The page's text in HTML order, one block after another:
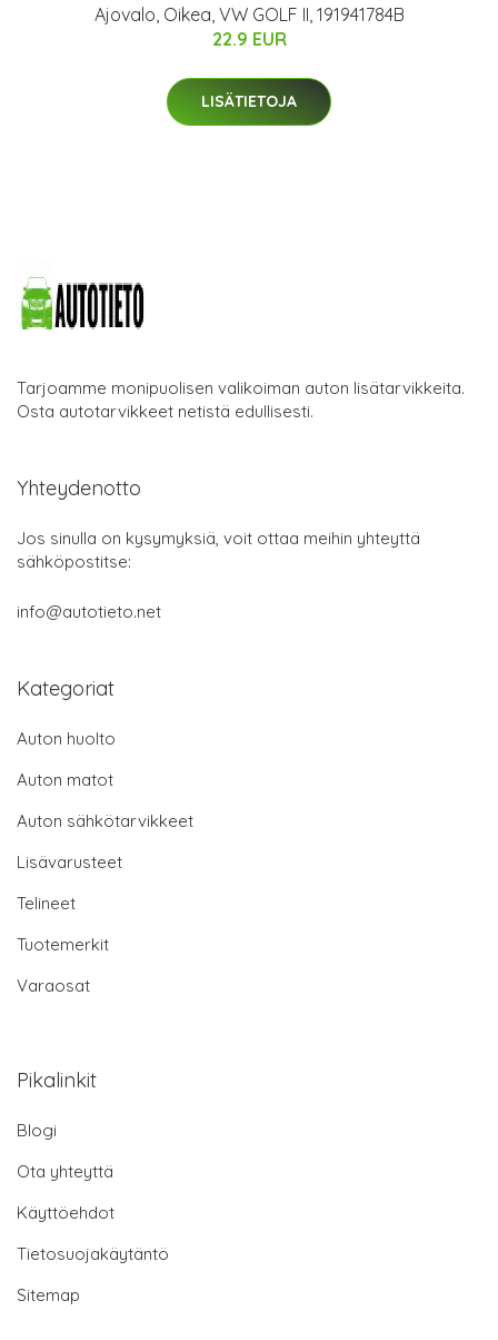
Ajovalo, Oikea, VW GOLF II, 191941784B
22.9 EUR
LISÄTIETOJA
Tarjoamme monipuolisen valikoiman auton lisätarvikkeita.
Osta autotarvikkeet netistä edullisesti.
Yhteydenotto
Jos sinulla on kysymyksiä, voit ottaa meihin yhteyttä
sähköpostitse:
info@autotieto.net
Kategoriat
Auton huolto
Auton matot
Auton sähkötarvikkeet
Lisävarusteet
Telineet
Tuotemerkit
Varaosat
Pikalinkit
Blogi
Ota yhteyttä
Käyttöehdot
Tietosuojakäytäntö
Sitemap